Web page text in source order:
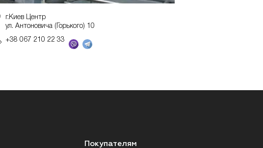
г.Киев Центр
ул. Антоновича (Горького) 10
+38 067 210 22 33
Покупателям